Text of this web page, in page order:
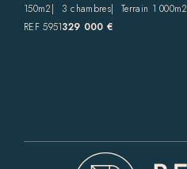
150m2
3 chambres
Terrain 1 000m2
REF 5951329 000 €